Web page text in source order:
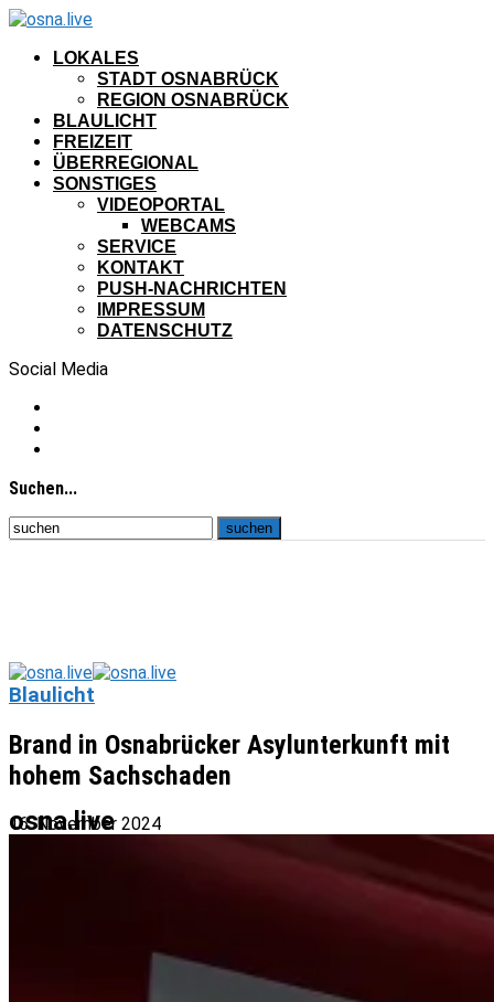
LOKALES
STADT OSNABRÜCK
REGION OSNABRÜCK
BLAULICHT
FREIZEIT
ÜBERREGIONAL
SONSTIGES
VIDEOPORTAL
WEBCAMS
SERVICE
KONTAKT
PUSH-NACHRICHTEN
IMPRESSUM
DATENSCHUTZ
Social Media
Suchen...
osna.live
Blaulicht
Brand in Osnabrücker Asylunterkunft mit
hohem Sachschaden
16. November 2024